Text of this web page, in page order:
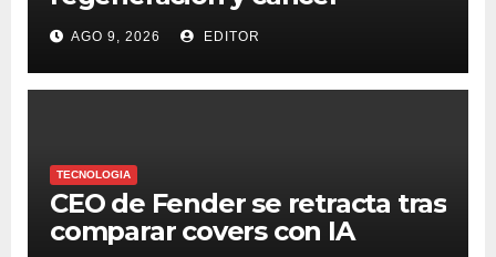
colorrectal
AGO 9, 2026 EDITOR
TECNOLOGIA
CEO de Fender se retracta tras
comparar covers con IA